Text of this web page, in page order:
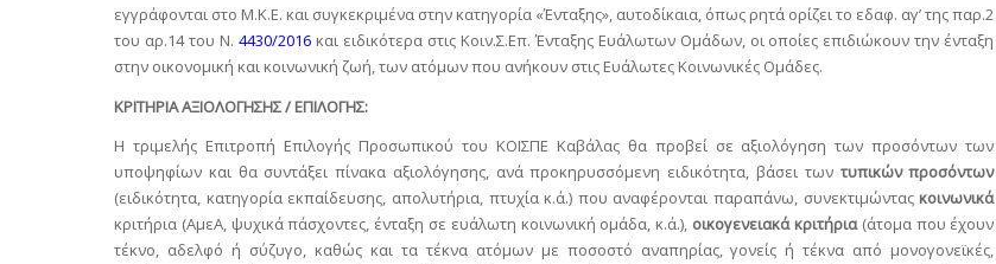
εγγράφονται στο Μ.Κ.Ε. και συγκεκριμένα στην κατηγορία «Ένταξης», αυτοδίκαια, όπως ρητά ορίζει το εδαφ. αγ’ της παρ.2
του αρ.14 του Ν. 4430/2016και ειδικότερα στις Κοιν.Σ.Επ. Ένταξης Ευάλωτων Ομάδων, οι οποίες επιδιώκουν την ένταξη
στην οικονομική και κοινωνική ζωή, των ατόμων που ανήκουν στις Ευάλωτες Κοινωνικές Ομάδες.
ΚΡΙΤΗΡΙΑ ΑΞΙΟΛΟΓΗΣΗΣ / ΕΠΙΛΟΓΗΣ:
Η τριμελής Επιτροπή Επιλογής Προσωπικού του ΚΟΙΣΠΕ Καβάλας θα προβεί σε αξιολόγηση των προσόντων των
υποψηφίων και θα συντάξει πίνακα αξιολόγησης, ανά προκηρυσσόμενη ειδικότητα, βάσει των τυπικών προσόντων
(ειδικότητα, κατηγορία εκπαίδευσης, απολυτήρια, πτυχία κ.ά.) που αναφέρονται παραπάνω, συνεκτιμώντας κοινωνικά
κριτήρια (ΑμεΑ, ψυχικά πάσχοντες, ένταξη σε ευάλωτη κοινωνική ομάδα, κ.ά.), οικογενειακά κριτήρια(άτομα που έχουν
τέκνο, αδελφό ή σύζυγο, καθώς και τα τέκνα ατόμων με ποσοστό αναπηρίας, γονείς ή τέκνα από μονογονεϊκές,